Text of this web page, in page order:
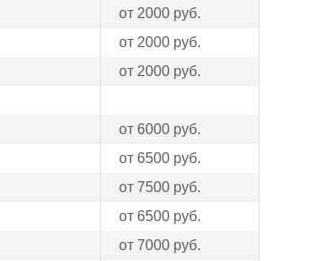
от 2000 руб.
от 2000 руб.
от 2000 руб.
от 6000 руб.
от 6500 руб.
от 7500 руб.
от 6500 руб.
от 7000 руб.